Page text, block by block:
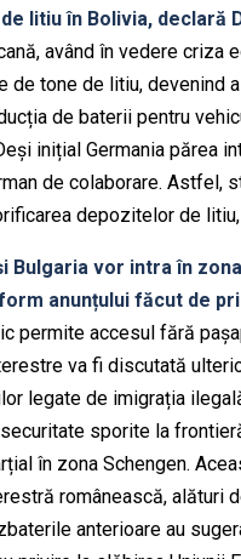
litiu în Bolivia, declară
având în vedere criza
de tone de litiu, devenind
de baterii pentru
inițial Germania părea
de colaborare. Astfel,
depozitelor de
Bulgaria vor intra în
anunțului făcut de
permite accesul fără
va fi discutată
legate de imigrația
sporite la
în zona Schengen.
românească, alături
anterioare au